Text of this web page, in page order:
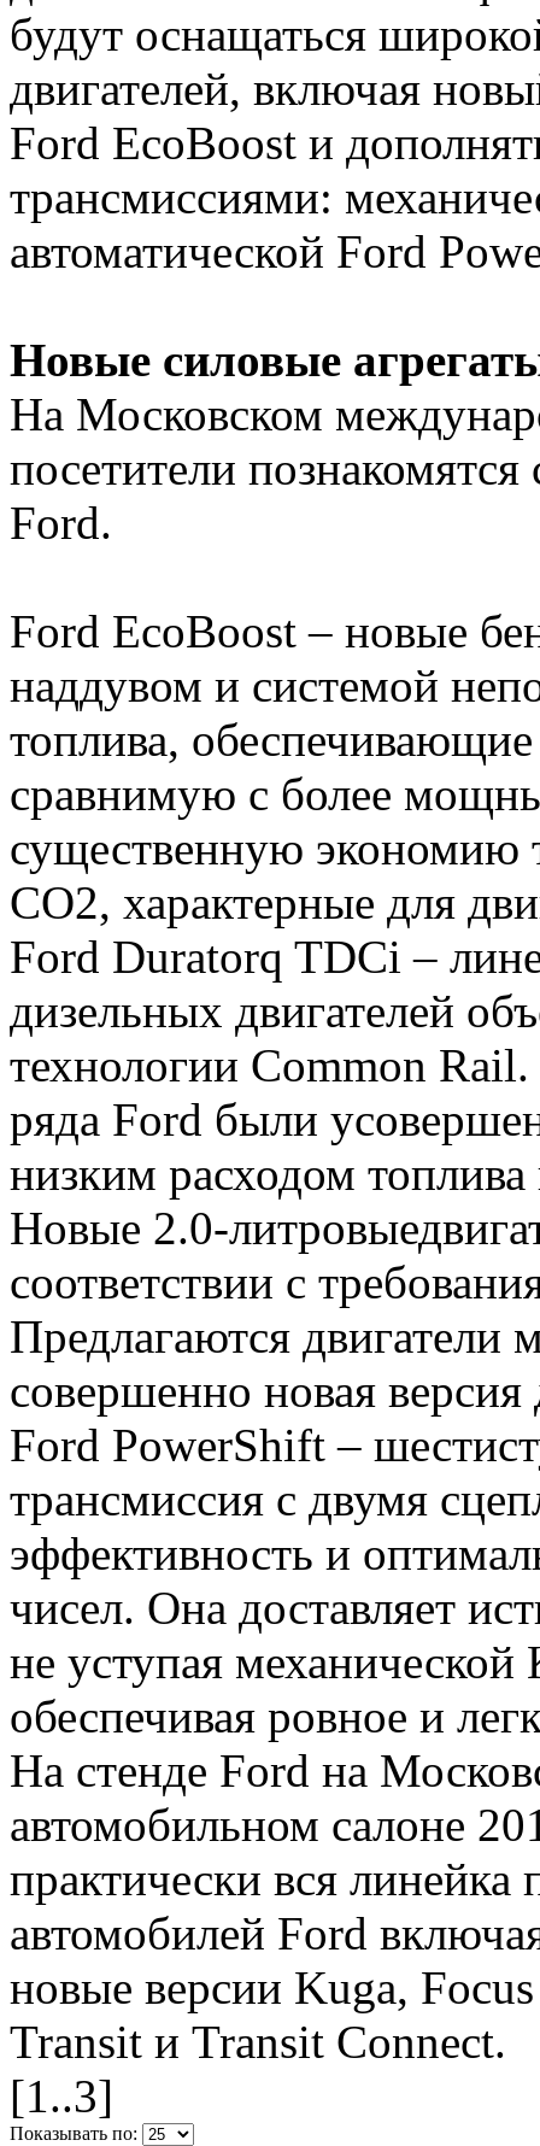
будут оснащаться
двигателей, включая
Ford EcoBoost и
трансмиссиями:
автоматической Ford
Новые силовые
На Московском
посетители
Ford.
Ford EcoBoost – новые
наддувом и системой
топлива,
сравнимую с более
существенную экономию
CO2, характерные для
Ford Duratorq TDCi –
дизельных двигателей
технологии Common
ряда Ford были
низким расходом
Новые 2.0-
соответствии с
Предлагаются
совершенно новая
Ford PowerShift –
трансмиссия с двумя
эффективность и
чисел. Она доставляет
не уступая
обеспечивая ровное и
На стенде Ford на
автомобильном салоне
практически вся
автомобилей Ford
новые версии Kuga,
Transit и Transit Connect.
[1..3]
Показывать по: